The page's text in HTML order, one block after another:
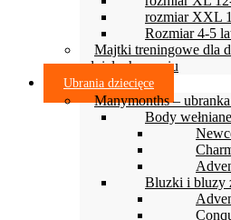
rozmiar XXL
Rozmiar 4-5
Majtki treningowe dla
odpieluchowaniu
Ubrania dziecięce
Manymonths –
Body wełniane
Bluzki i bluzy